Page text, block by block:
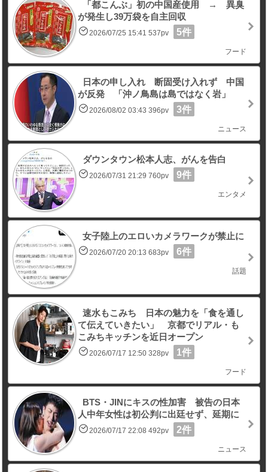
「都こんぶ」初の中国産使用 → 異臭
が発生し39万袋を自主回収
2026/07/25 15:41 537pv 5件
フード
日本の申し入れ 断固受け入れず 中国
が反発 「沖ノ鳥島は島ではなく岩」
2026/08/02 03:43 396pv 3件
ニュース
ダウンタウン松本人志、がんを告白
2026/07/31 21:29 760pv 9件
エンタメ
女子陸上のエロいカメラワークが禁止に
2026/07/20 20:13 683pv 6件
話題
速水もこみち 日本の魅力を「食を通し
て伝えていきたい」 京都でリアル・も
こみちキッチンを近日オープン
2026/07/17 12:50 328pv 1件
フード
BTS・JINにキスの性加害 被告の日本
人中年女性は初公判に出廷せず、延期に
2026/07/17 22:08 492pv 2件
ニュース